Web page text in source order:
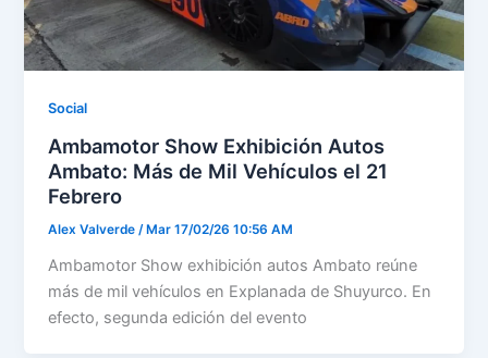
Social
Ambamotor Show Exhibición Autos
Ambato: Más de Mil Vehículos el 21
Febrero
Alex Valverde /Mar 17/02/26 10:56 AM
Ambamotor Show exhibición autos Ambato reúne
más de mil vehículos en Explanada de Shuyurco. En
efecto, segunda edición del evento